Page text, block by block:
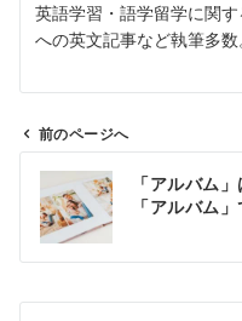
英語学習・語学留学に関
への英文記事など執筆多数
前のページへ
「アルバム
「アルバム